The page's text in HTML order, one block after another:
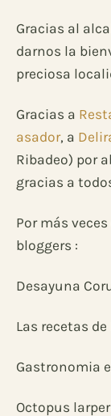
Gracias al
darnos la
preciosa
Gracias a
asador, a
Ribadeo) por
gracias a
Por más
bloggers :
Desayuna
Las recetas
Gastronomia
Octopus